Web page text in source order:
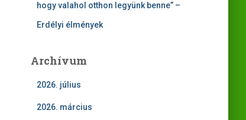
hogy valahol otthon legyünk benne” –
Erdélyi élmények
Archívum
2026. július
2026. március